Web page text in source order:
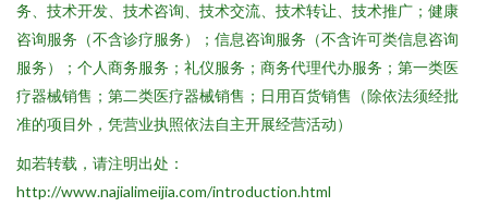
务、技术开发、技术咨询、技术交流、技术转让、技术推广；健康
咨询服务（不含诊疗服务）；信息咨询服务（不含许可类信息咨询
服务）；个人商务服务；礼仪服务；商务代理代办服务；第一类医
疗器械销售；第二类医疗器械销售；日用百货销售（除依法须经批
准的项目外，凭营业执照依法自主开展经营活动）
如若转载，请注明出处：
http://www.najialimeijia.com/introduction.html